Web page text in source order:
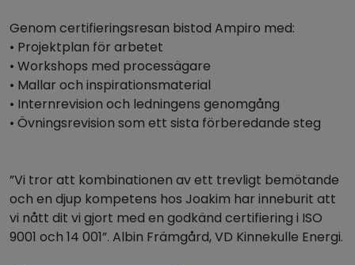
Genom certifieringsresan bistod Ampiro med:
• Projektplan för arbetet
• Workshops med processägare
• Mallar och inspirationsmaterial
• Internrevision och ledningens genomgång
• Övningsrevision som ett sista förberedande steg
”Vi tror att kombinationen av ett trevligt bemötande
och en djup kompetens hos Joakim har inneburit att
vi nått dit vi gjort med en godkänd certifiering i ISO
9001 och 14 001”. Albin Främgård, VD Kinnekulle Energi.